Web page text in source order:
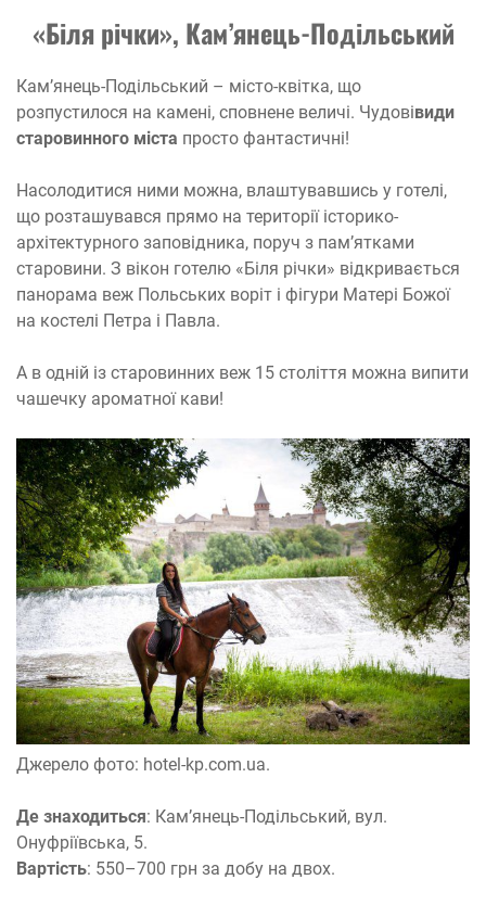
«Біля річки», Кам’янець-Подільський
Кам’янець-Подільський – місто-квітка, що
розпустилося на камені, сповнене величі. Чудовівиди
старовинного міста просто фантастичні!
Насолодитися ними можна, влаштувавшись у готелі,
що розташувався прямо на території історико-
архітектурного заповідника, поруч з пам’ятками
старовини. З вікон готелю «Біля річки» відкривається
панорама веж Польських воріт і фігури Матері Божої
на костелі Петра і Павла.
А в одній із старовинних веж 15 століття можна випити
чашечку ароматної кави!
Джерело фото: hotel-kp.com.ua.
Де знаходиться: Кам’янець-Подільський, вул.
Онуфріївська, 5.
Вартість: 550–700 грн за добу на двох.